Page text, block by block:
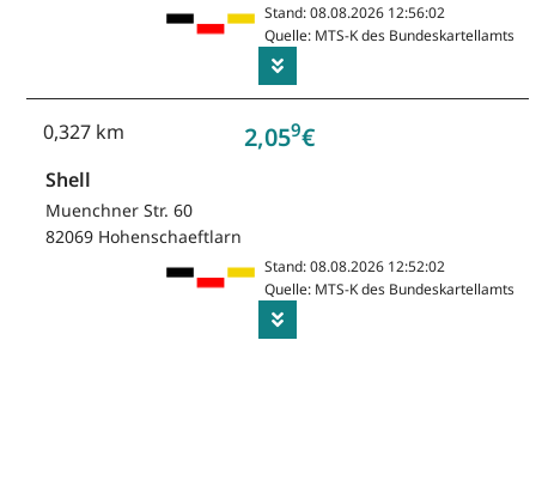
Stand: 08.08.2026 12:56:02
Quelle: MTS-K des Bundeskartellamts
0,327 km 2,059€
Shell
Muenchner Str. 60
82069 Hohenschaeftlarn
Stand: 08.08.2026 12:52:02
Quelle: MTS-K des Bundeskartellamts